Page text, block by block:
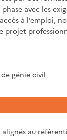
avec les
à l’emploi,
projet
génie civil
au